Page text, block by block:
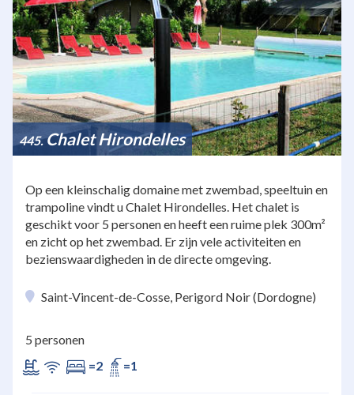
445 Chalet Hirondelles
Op een kleinschalig domaine met zwembad, speeltuin en
trampoline vindt u Chalet Hirondelles. Het chalet is
geschikt voor 5 personen en heeft een ruime plek 300m²
en zicht op het zwembad. Er zijn vele activiteiten en
bezienswaardigheden in de directe omgeving.
Saint-Vincent-de-Cosse, Perigord Noir (Dordogne)
5 personen
=2
=1